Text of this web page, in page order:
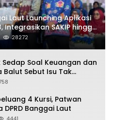
Laut Launching Aplikasi
Integrasikan SAKIP hingga
Publik
28272
Sedap Soal Keuangan dan
Balut Sebut Isu Tak
4 Kursi, Patwan
DPRD Banggai Laut
4441